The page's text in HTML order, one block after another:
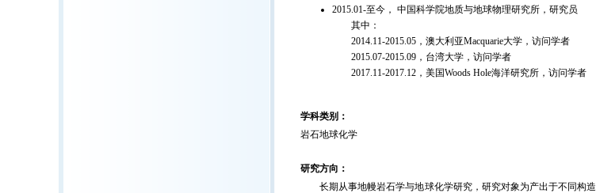
2015.01-至今， 中国科学院地质与地球物理研究所，研究员
其中：
2014.11-2015.05，澳大利亚Macquarie大学，访问学者
2015.07-2015.09，台湾大学，访问学者
2017.11-2017.12，美国Woods Hole海洋研究所，访问学者
学科类别：
岩石地球化学
研究方向：
长期从事地幔岩石学与地球化学研究，研究对象为产出于不同构